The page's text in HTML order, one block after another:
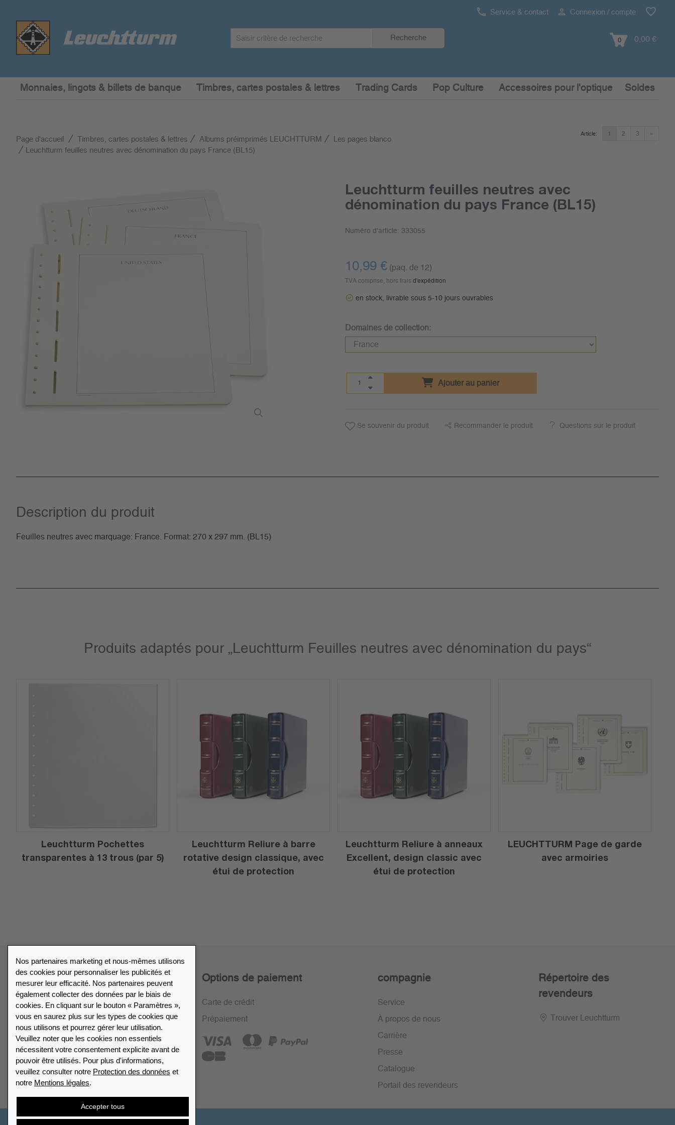
Service & contact Connexion / compte
Recherche 0 0,00 €
Monnaies, lingots & billets de banque Timbres, cartes postales & lettres Trading Cards Pop Culture Accessoires pour l'optique Soldes
Page d'accueil Timbres, cartes postales & lettres Albums préimprimés LEUCHTTURM
Les pages blanco
Leuchtturm feuilles neutres avec dénomination du pays France (BL15)
1 2 3 »
Article:
Leuchtturm feuilles neutres avec
dénomination du pays France (BL15)
Numéro d'article: 333055
10,99 € (paq. de 12)
TVA comprise, hors frais d'expédition
en stock, livrable sous 5-10 jours ouvrables
Domaines de collection:
Ajouter au panier
Se souvenir du produit Recommander le produit Questions sur le produit
Description du­ produit
Feuilles neutres avec marquage: France. Format: 270 x 297 mm. (BL15)
Produits adaptés pour „Leuchtturm Feuilles neutres avec dénomination du pays“
Leuchtturm Pochettes
transparentes à 13 trous (par 5)
Leuchtturm Reliure à barre
rotative design classique, avec
étui de protection
Leuchtturm Reliure à anneaux
Excellent, design classic avec
étui de protection
LEUCHTTURM Page de garde
avec armoiries
Service
Politique de retour de 30 jours
Cryptage SSL
FAQ
Options de paiement
Carte de crédit
Prépaiement
compagnie
Service
À propos de nous
Carrière
Presse
Catalogue
Portail des revendeurs
Répertoire des
revendeurs
Trouver Leuchtturm
Nos partenaires marketing et nous-mêmes utilisons
des cookies pour personnaliser les publicités et
mesurer leur efficacité. Nos partenaires peuvent
également collecter des données par le biais de
cookies. En cliquant sur le bouton « Paramètres »,
vous en saurez plus sur les types de cookies que
nous utilisons et pourrez gérer leur utilisation.
Veuillez noter que les cookies non essentiels
nécessitent votre consentement explicite avant de
pouvoir être utilisés. Pour plus d'informations,
veuillez consulter notre Protection des données et
notre Mentions légales.
Accepter tous